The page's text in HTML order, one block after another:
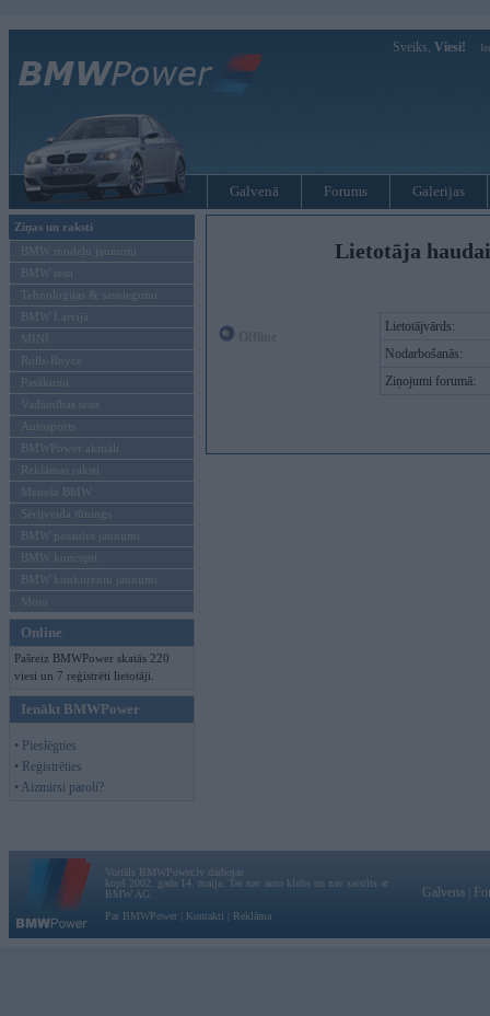
Sveiks, Viesi!
Galvenā Forums Galerijas
Ziņas un raksti
BMW modeļu jaunumi
BMW testi
Tehnoloģijas & sasniegumi
BMW Latvijā
MINI
Rolls-Royce
Pasākumi
Vadāmības tests
Autosports
BMWPower aktuāli
Reklāmas raksti
Mēneša BMW
Sērijveida tūnings
BMW pasaules jaunumi
BMW koncepti
BMW konkurentu jaunumi
Moto
Online
Pašreiz BMWPower skatās 220
viesi un 7 reģistrēti lietotāji.
Ienākt BMWPower
• Pieslēgties
• Reģistrēties
• Aizmirsi paroli?
Lietotāja
Lietotājvārds:
Nodarbošanās:
Ziņojumi forumā:
Vortāls BMWPower.lv darbojas
kopš 2002. gada 14. maija. Tas nav auto klubs un nav saistīts ar
BMW AG.
Par BMWPower
Kontakti Reklāma
Galvena